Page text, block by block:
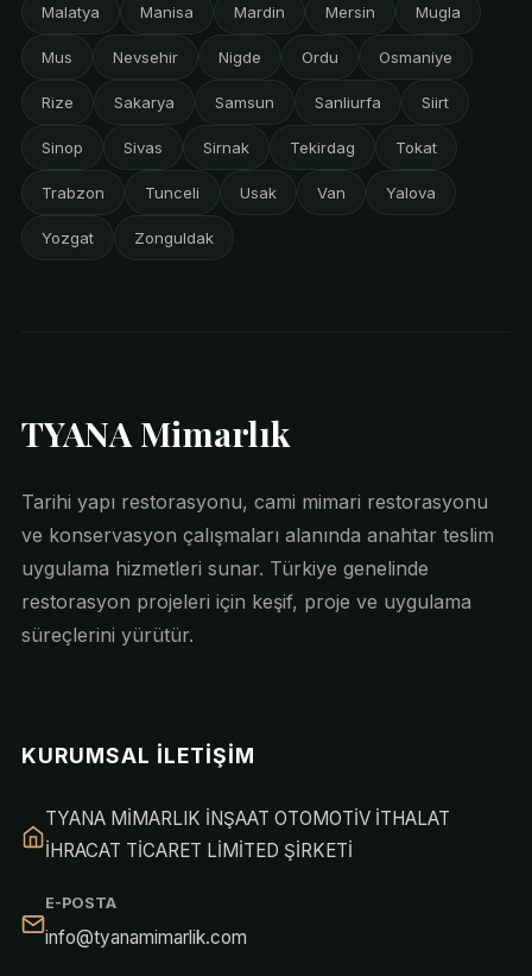
Malatya Manisa Mardin Mersin Mugla
Mus Nevsehir Nigde Ordu Osmaniye
Rize Sakarya Samsun Sanliurfa Siirt
Sinop Sivas Sirnak Tekirdag Tokat
Trabzon Tunceli Usak Van Yalova
Yozgat Zonguldak
TYANA Mimarlık
Tarihi yapı restorasyonu, cami mimari restorasyonu
ve konservasyon çalışmaları alanında anahtar teslim
uygulama hizmetleri sunar. Türkiye genelinde
restorasyon projeleri için keşif, proje ve uygulama
süreçlerini yürütür.
KURUMSAL İLETIŞIM
TYANA MİMARLIK İNŞAAT OTOMOTİV İTHALAT
İHRACAT TİCARET LİMİTED ŞİRKETİ
E-POSTA
info@tyanamimarlik.com